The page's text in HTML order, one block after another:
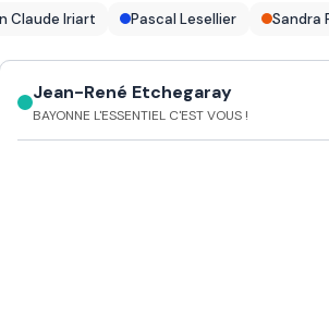
Claude Iriart Pascal Lesellier Sandra
Jean-René Etchegaray
BAYONNE L'ESSENTIEL C'EST VOUS !